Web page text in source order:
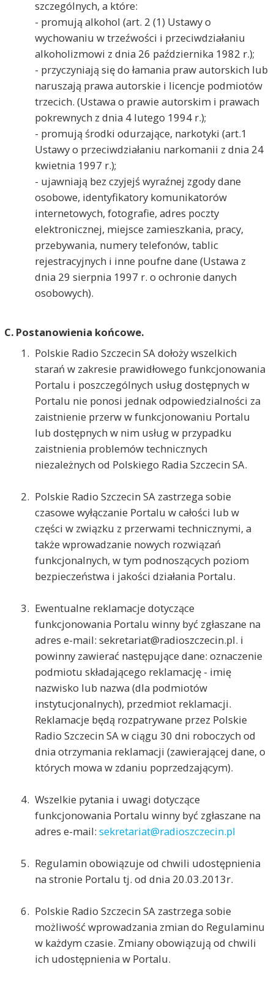
szczególnych, a które:
- promują alkohol (art. 2 (1) Ustawy o
wychowaniu w trzeźwości i przeciwdziałaniu
alkoholizmowi z dnia 26 października 1982 r.);
- przyczyniają się do łamania praw autorskich lub
naruszają prawa autorskie i licencje podmiotów
trzecich. (Ustawa o prawie autorskim i prawach
pokrewnych z dnia 4 lutego 1994 r.);
- promują środki odurzające, narkotyki (art.1
Ustawy o przeciwdziałaniu narkomanii z dnia 24
kwietnia 1997 r.);
- ujawniają bez czyjejś wyraźnej zgody dane
osobowe, identyfikatory komunikatorów
internetowych, fotografie, adres poczty
elektronicznej, miejsce zamieszkania, pracy,
przebywania, numery telefonów, tablic
rejestracyjnych i inne poufne dane (Ustawa z
dnia 29 sierpnia 1997 r. o ochronie danych
osobowych).
C. Postanowienia końcowe.
Polskie Radio Szczecin SA dołoży wszelkich
starań w zakresie prawidłowego funkcjonowania
Portalu i poszczególnych usług dostępnych w
Portalu nie ponosi jednak odpowiedzialności za
zaistnienie przerw w funkcjonowaniu Portalu
lub dostępnych w nim usług w przypadku
zaistnienia problemów technicznych
niezależnych od Polskiego Radia Szczecin SA.
Polskie Radio Szczecin SA zastrzega sobie
czasowe wyłączanie Portalu w całości lub w
części w związku z przerwami technicznymi, a
także wprowadzanie nowych rozwiązań
funkcjonalnych, w tym podnoszących poziom
bezpieczeństwa i jakości działania Portalu.
Ewentualne reklamacje dotyczące
funkcjonowania Portalu winny być zgłaszane na
adres e-mail: sekretariat@radioszczecin.pl. i
powinny zawierać następujące dane: oznaczenie
podmiotu składającego reklamację - imię
nazwisko lub nazwa (dla podmiotów
instytucjonalnych), przedmiot reklamacji.
Reklamacje będą rozpatrywane przez Polskie
Radio Szczecin SA w ciągu 30 dni roboczych od
dnia otrzymania reklamacji (zawierającej dane, o
których mowa w zdaniu poprzedzającym).
Wszelkie pytania i uwagi dotyczące
funkcjonowania Portalu winny być zgłaszane na
adres e-mail: sekretariat@radioszczecin.pl
Regulamin obowiązuje od chwili udostępnienia
na stronie Portalu tj. od dnia 20.03.2013r.
Polskie Radio Szczecin SA zastrzega sobie
możliwość wprowadzania zmian do Regulaminu
w każdym czasie. Zmiany obowiązują od chwili
ich udostępnienia w Portalu.